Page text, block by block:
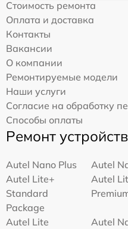
Стоимость ремонта
Оплата и доставка
Контакты
Вакансии
О компании
Ремонтируемые модели
Наши услуги
Согласие на обработку
Способы оплаты
Ремонт устройств
Autel Nano Plus
Autel
Autel Lite+
Standard
Package
Autel
Autel Lite
Autel